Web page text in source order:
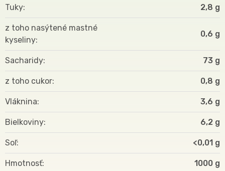
Tuky 2,8 g
z toho nasýtené mastné
kyseliny
0,6 g
Sacharidy 73 g
z toho cukor 0,8 g
Vláknina 3,6 g
Bielkoviny 6,2 g
Soľ <0,01 g
Hmotnosť 1000